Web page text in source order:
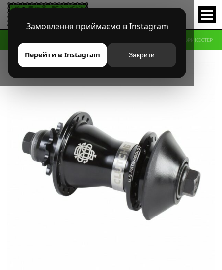
Замовлення приймаємо в Instagram
Перейти в Instagram Закрити
ВТУЛКА ODYSSEY CLUTCH V2 ФРИКОСТЕР